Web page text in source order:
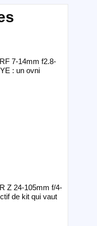
7-14mm f2.8-
: un ovni
Z 24-105mm f/4-
de kit qui vaut